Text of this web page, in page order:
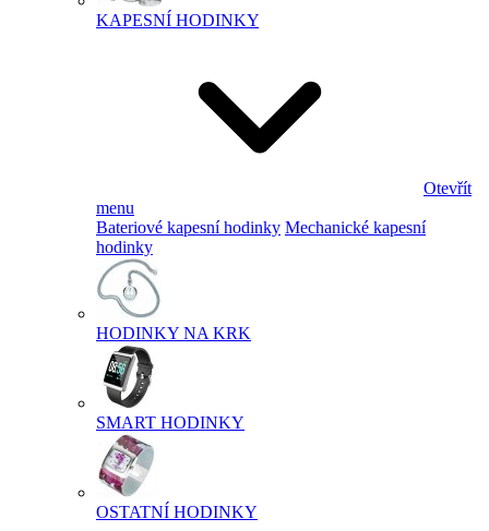
KAPESNÍ HODINKY
Otevřít
menu
Bateriové kapesní hodinky Mechanické kapesní
hodinky
HODINKY NA KRK
SMART HODINKY
OSTATNÍ HODINKY